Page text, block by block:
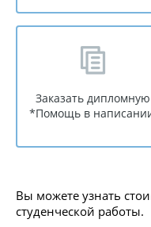
Заказать дипломную
*Помощь в
Вы можете узнать
студенческой работы.